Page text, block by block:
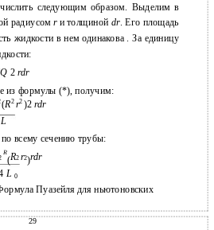
следующим образом. Выделим в
радиусом r и толщиной dr. Его площадь
жидкости в нем одинакова . За единицу
2rdr
из формулы (*), получим:
(R2 r2 )2rdr
L
всему сечению трубы:
R
(R2 r2)rdr
L0
Пуазейля для ньютоновских
29